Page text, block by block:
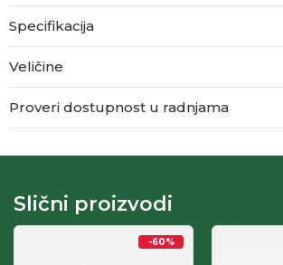
Specifikacija
Veličine
Proveri dostupnost u radnjama
Slični proizvodi
-60%